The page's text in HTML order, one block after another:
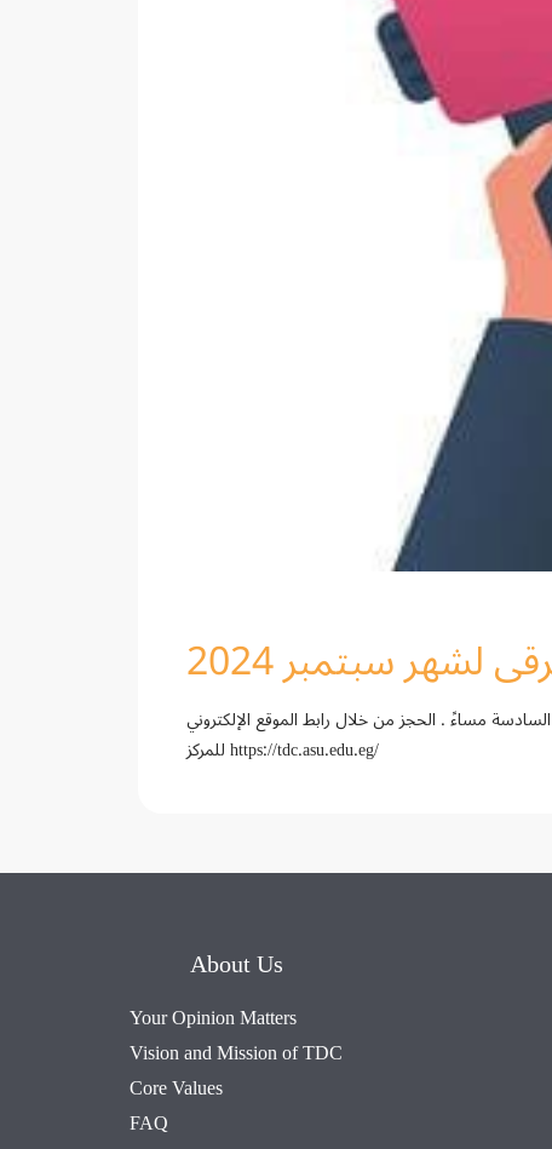
لشهر سبتمبر 2024
البدء في طرح البرامج التدريبية الخاصة بدورات الترقى لشهر سبتمبر 2024 اليوم الساعة السادسة مساءً . الحجز من خلال رابط الموقع الإلكتروني
للمركز https://tdc.asu.edu.eg/
About Us
Your Opinion Matters
Vision and Mission of TDC
Core Values
FAQ